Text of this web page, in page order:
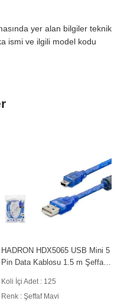
yer alan bilgiler teknik
ismi ve ilgili model kodu
HADRON HDX5065 USB Mini 5
Pin Data Kablosu 1.5 m Şeffaf
Koli İçi Adet : 125
Renk : Şeffaf Mavi